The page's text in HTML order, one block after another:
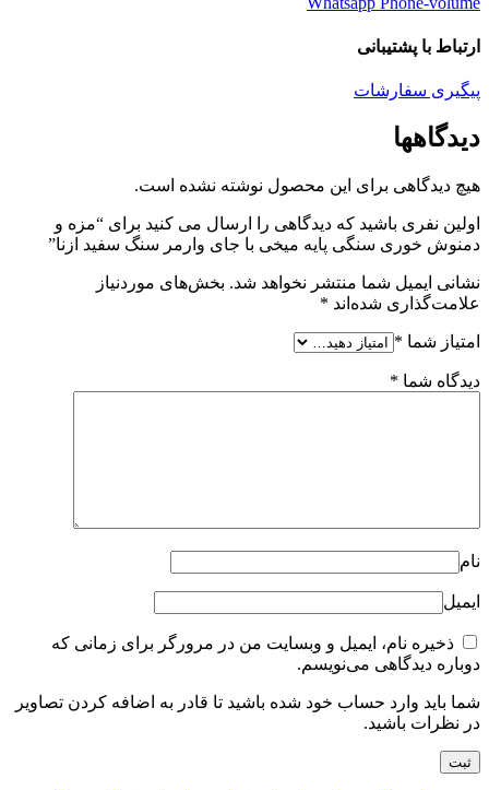
ارتباط با پشتیبانی
پیگیری سفارشات
دیدگاهها
هیچ دیدگاهی برای این محصول نوشته نشده است.
اولین نفری باشید که دیدگاهی را ارسال می کنید برای “مزه و
دمنوش خوری سنگی پایه میخی با جای وارمر سنگ سفید ازنا”
نشانی ایمیل شما منتشر نخواهد شد. بخش‌های موردنیاز
علامت‌گذاری شده‌اند *
امتیاز شما *
دیدگاه شما *
نام
ایمیل
ذخیره نام، ایمیل و وبسایت من در مرورگر برای زمانی که
دوباره دیدگاهی می‌نویسم.
شما باید وارد حساب خود شده باشید تا قادر به اضافه کردن تصاویر
در نظرات باشید.